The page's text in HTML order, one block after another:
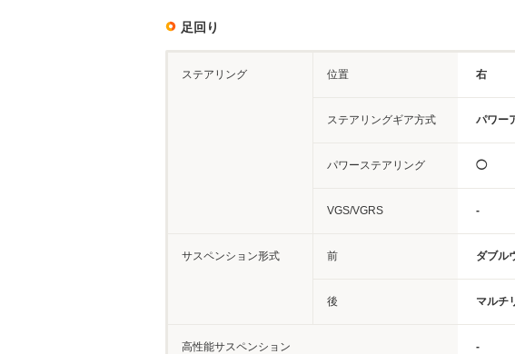
足回り
ステアリング 位置 右
ステアリングギア方式 パワー
パワーステアリング ◯
VGS/VGRS -
サスペンション形式 前 ダブル
後 マルチ
高性能サスペンション -